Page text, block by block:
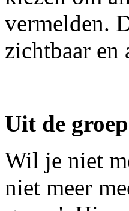
vermelden.
zichtbaar en
Uit de
Wil je niet
niet meer